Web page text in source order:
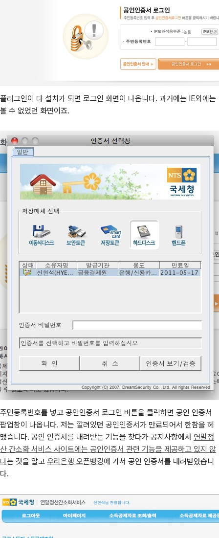
플러그인이 다 설치가 되면 로그인 화면이 나옵니다. 과거에는 IE외에는
볼 수 없었던 화면이죠.
주민등록번호를 넣고 공인인증서 로그인 버튼을 클릭하면 공인 인증서
팝업창이 나옵니다. 저는 깔려있던 공인인증서가 만료되어서 한참을 헤
맸습니다. 공인 인증서를 내려받는 기능을 찾다가 공지사항에서 연말정
산 간소화 서비스 사이트에는 공인인증서 관련 기능을 제공하고 있지 않
다는 것을 알고 우리은행 오픈뱅킹에 가서 공인 인증서를 내려받았습니
다.